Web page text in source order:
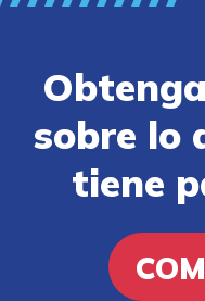
sobre lo
tiene